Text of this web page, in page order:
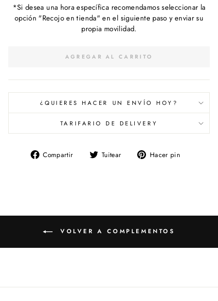
*Si desea una hora específica recomendamos seleccionar la
opción "Recojo en tienda" en el siguiente paso y enviar su
propia movilidad.
AGREGAR AL CARRITO
¿QUIERES HACER UN ENVÍO HOY?
TARIFARIO DE DELIVERY
Compartir
CompartirTuitear
Tuitear Hacer pin
VOLVER A COMPLEMENTOS